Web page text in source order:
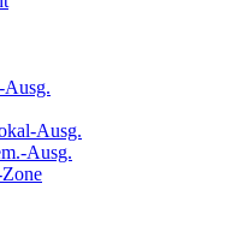
Ausg.
Ausg.